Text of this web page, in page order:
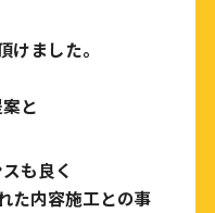
ました。
と
も良く
た内容施工との事